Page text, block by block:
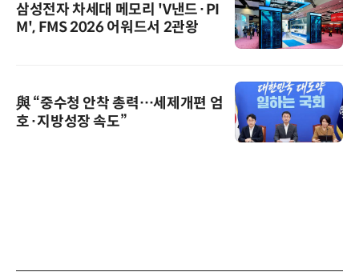
삼성전자 차세대 메모리 'V낸드·PI
M', FMS 2026 어워드서 2관왕
與 “중수청 안착 총력…세제개편 엄
호·지방성장 속도”